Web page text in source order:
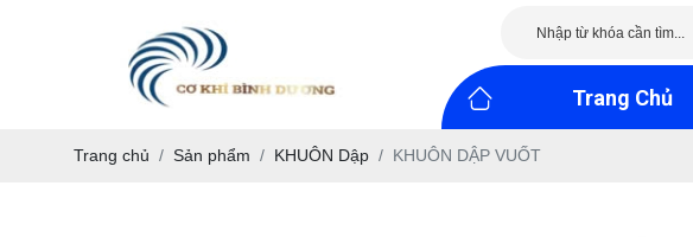
Trang Chủ
Trang chủ Sản phẩm KHUÔN Dập KHUÔN DẬP VUỐT